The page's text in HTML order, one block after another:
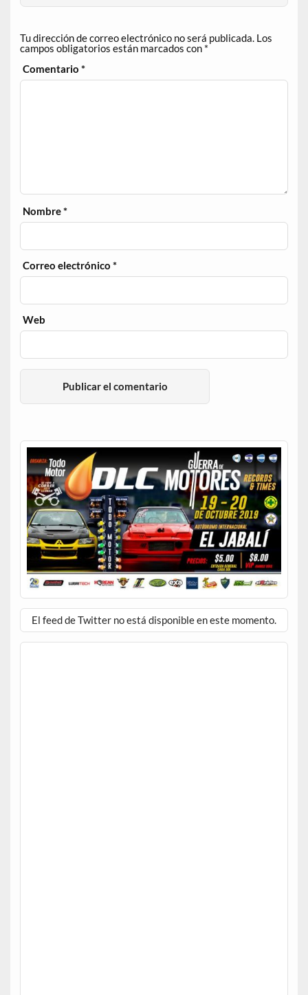
Tu dirección de correo electrónico no será publicada. Los
campos obligatorios están marcados con *
Comentario*
Nombre*
Correo electrónico*
Web
El feed de Twitter no está disponible en este momento.